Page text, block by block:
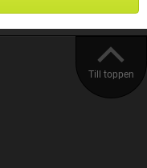
Till toppen